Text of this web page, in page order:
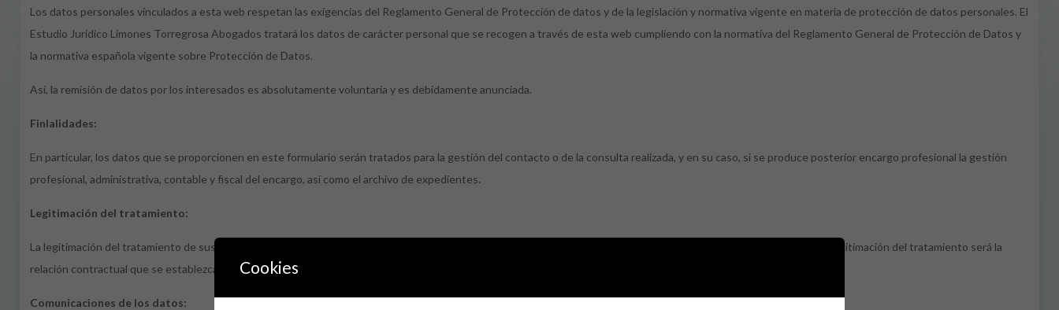
Los datos personales vinculados a esta web respetan las exigencias del Reglamento General de Protección de datos y de la legislación y normativa vigente en materia de protección de datos personales. El
Estudio Jurídico Limones Torregrosa Abogados tratará los datos de carácter personal que se recogen a través de esta web cumpliendo con la normativa del Reglamento General de Protección de Datos y
la normativa española vigente sobre Protección de Datos.
Así, la remisión de datos por los interesados es absolutamente voluntaria y es debidamente anunciada.
Finlalidades:
En particular, los datos que se proporcionen en este formulario serán tratados para la gestión del contacto o de la consulta realizada, y en su caso, si se produce posterior encargo profesional la gestión
profesional, administrativa, contable y fiscal del encargo, así como el archivo de expedientes.
Legitimación del tratamiento:
La legitimación del tratamiento de sus datos es el consentimiento que presta enviando el formulario de contacto o la consulta. Si se produce encargo profesional, la legitimación del tratamiento será la
relación contractual que se establezca con el cliente, y el cumplimiento de las obligaciones profesionales y legales derivadas del mismo.
Comunicaciones de los datos:
Cookies